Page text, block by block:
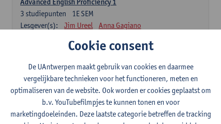
1E SEM
3 studiepunten
Lesgever(s):
Jim Ureel Anna Gagiano
Advanced English Proficiency 2
Lesgever(s):
Jim Ureel Anna Gagiano
Communication in English 1: Analysing Texts in Context
1E/2E SEM
studiepunten
Lesgever(s):
Nina Reviers
Anna Gagiano
Cookie consent
De UAntwerpen maakt gebruik van cookies en daarmee
vergelijkbare technieken voor het functioneren, meten en
optimaliseren van de website. Ook worden er cookies geplaatst om
b.v. YouTubefilmpjes te kunnen tonen en voor
marketingdoeleinden. Deze laatste categorie betreffen de tracking